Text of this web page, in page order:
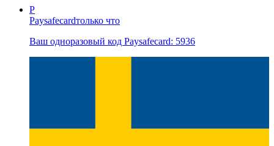
P
Paysafecardтолько что
Ваш одноразовый код Paysafecard: 5936